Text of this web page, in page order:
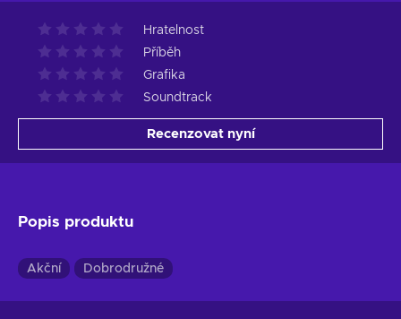
Hratelnost
Příběh
Grafika
Soundtrack
Recenzovat nyní
Popis produktu
Akční Dobrodružné